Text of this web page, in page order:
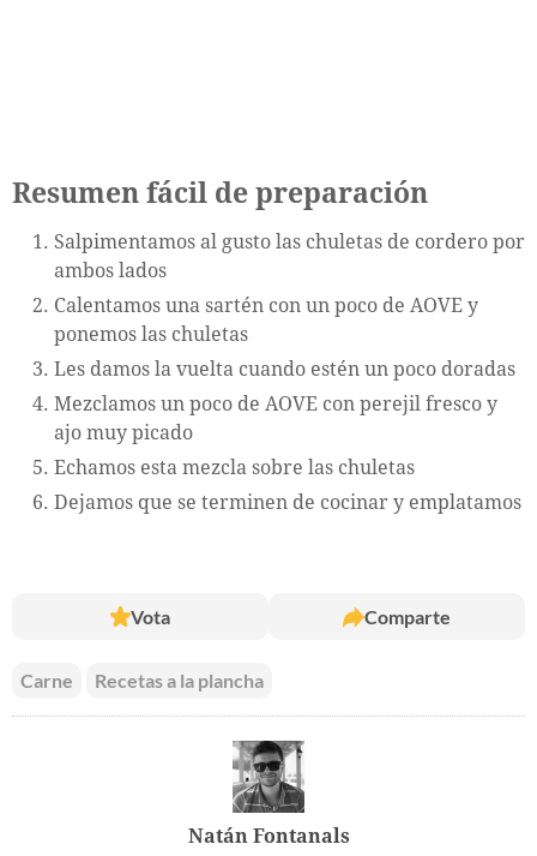
Resumen fácil de preparación
Salpimentamos al gusto las chuletas de cordero por
ambos lados
Calentamos una sartén con un poco de AOVE y
ponemos las chuletas
Les damos la vuelta cuando estén un poco doradas
Mezclamos un poco de AOVE con perejil fresco y
ajo muy picado
Echamos esta mezcla sobre las chuletas
Dejamos que se terminen de cocinar y emplatamos
Vota Comparte
Carne Recetas a la plancha
Natán Fontanals